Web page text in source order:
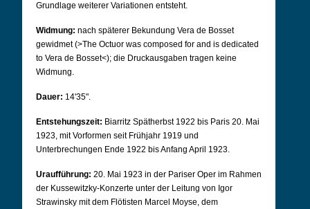
Grundlage weiterer Variationen entsteht.
Widmung: nach späterer Bekundung Vera de Bosset
gewidmet (>The Octuor was composed for and is dedicated
to Vera de Bosset<); die Druckausgaben tragen keine
Widmung.
Dauer: 14'35".
Entstehungszeit: Biarritz Spätherbst 1922 bis Paris 20. Mai
1923, mit Vorformen seit Frühjahr 1919 und
Unterbrechungen Ende 1922 bis Anfang April 1923.
Uraufführung: 20. Mai 1923 in der Pariser Oper im Rahmen
der Kussewitzky-Konzerte unter der Leitung von Igor
Strawinsky mit dem Flötisten Marcel Moyse, dem